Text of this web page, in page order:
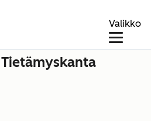
Valikko
Tietämyskanta